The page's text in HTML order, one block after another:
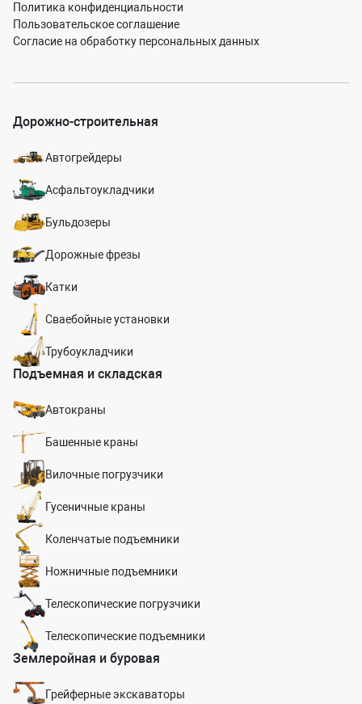
Политика конфиденциальности
Пользовательское соглашение
Согласие на обработку персональных данных
Дорожно-строительная
Автогрейдеры
Асфальтоукладчики
Бульдозеры
Дорожные фрезы
Катки
Сваебойные установки
Трубоукладчики
Подъемная и складская
Автокраны
Башенные краны
Вилочные погрузчики
Гусеничные краны
Коленчатые подъемники
Ножничные подъемники
Телескопические погрузчики
Телескопические подъемники
Землеройная и буровая
Грейферные экскаваторы